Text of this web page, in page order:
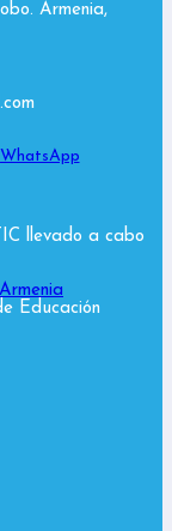
Armenia,
WhatsApp
llevado a cabo
Educación